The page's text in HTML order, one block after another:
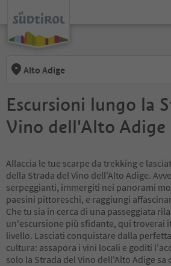
Alto Adige
Escursioni lungo la
Vino dell'Alto Adige
Allaccia le tue scarpe da trekking e
della Strada del Vino dell'Alto Adige.
serpeggianti, immergiti nei panorami
paesini pittoreschi, e raggiungi
Che tu sia in cerca di una passeggiata
un'escursione più sfidante, qui troverai
livello. Lasciati conquistare dalla
cultura: assapora i vini locali e goditi
solo la Strada del Vino dell'Alto Adige sa